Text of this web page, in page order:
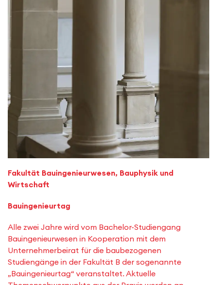
Fakultät Bauingenieurwesen, Bauphysik und
Wirtschaft
Bauingenieurtag
Alle zwei Jahre wird vom Bachelor-Studiengang
Bauingenieurwesen in Kooperation mit dem
Unternehmerbeirat für die baubezogenen
Studiengänge in der Fakultät B der sogenannte
„Bauingenieurtag“ veranstaltet. Aktuelle